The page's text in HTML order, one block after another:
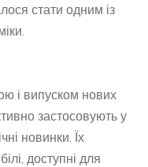
стати одним із
і випуском нових
застосовують у
новинки. Їх
доступні для